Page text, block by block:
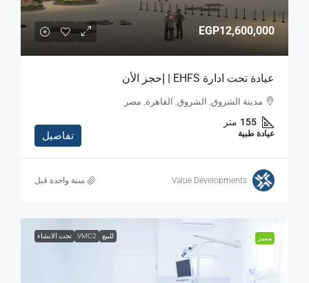
EGP12,600,000
عيادة تحت ادارة EHFS | إحجز الأن
مدينة الشروق, الشروق, القاهرة, مصر
155 متر
عيادة طبية تفاصيل
Value Developments ‏سنة واحدة قبل
مميز للبيع VMC2 تحت الانشاء